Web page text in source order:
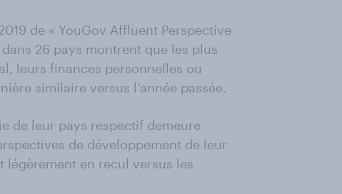
de « YouGov Affluent Perspective
26 pays montrent que les plus
leurs finances personnelles ou
similaire versus l’année passée.
de leur pays respectif demeure
de développement de leur
légèrement en recul versus les